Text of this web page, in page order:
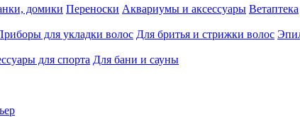
домики Переноски Аквариумы и аксессуары Ветаптека
для укладки волос Для бритья и стрижки волос
для спорта Для бани и сауны